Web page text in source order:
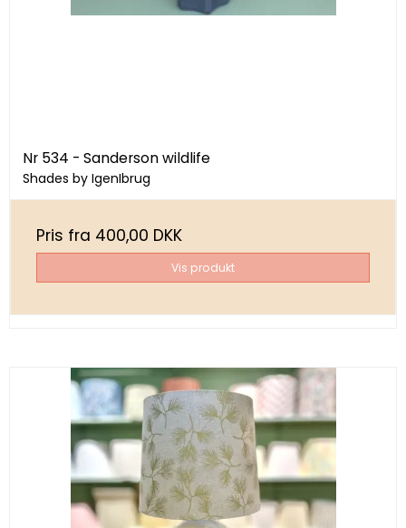
Nr 534 - Sanderson wildlife
Shades by IgenIbrug
Pris fra 400,00 DKK
Vis produkt